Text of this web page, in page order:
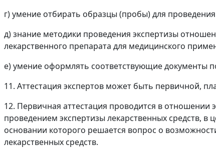
г) умение отбирать образцы (пробы) для
д) знание методики проведения экспертизы
лекарственного препарата для медицинского
е) умение оформлять соответствующие документы
11. Аттестация экспертов может быть первичной,
12. Первичная аттестация проводится в
проведением экспертизы лекарственных средств,
основании которого решается вопрос о
лекарственных средств.